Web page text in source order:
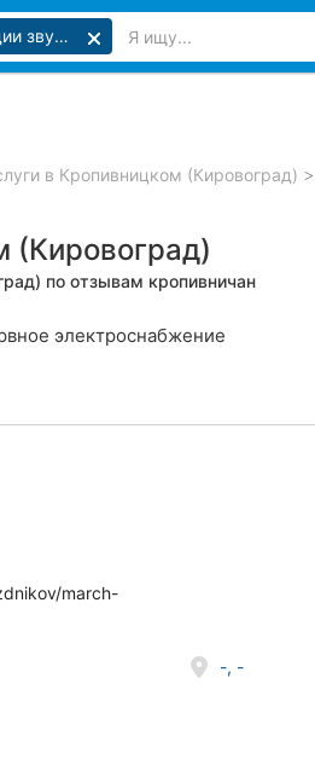
Студии звукозаписи
в Кропивницком (Кировоград)
(Кировоград)
по отзывам кропивничан
электроснабжение
march-
-, -